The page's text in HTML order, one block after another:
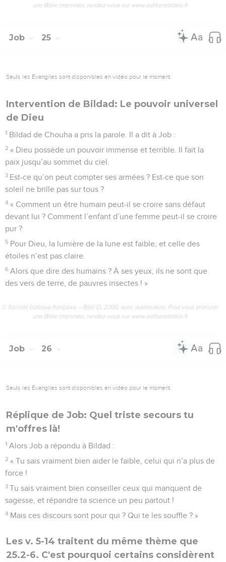
une Bible imprimée, rendez-vous sur www.editionsbiblio.fr
Job 25
Seuls les Évangiles sont disponibles en vidéo pour le moment.
Intervention de Bildad: Le pouvoir universel
de Dieu
1 Bildad de Chouha a pris la parole. Il a dit à Job :
2 « Dieu possède un pouvoir immense et terrible. Il fait la
paix jusqu’au sommet du ciel.
3 Est-ce qu’on peut compter ses armées ? Est-ce que son
soleil ne brille pas sur tous ?
4 « Comment un être humain peut-il se croire sans défaut
devant lui ? Comment l’enfant d’une femme peut-il se croire
pur ?
5 Pour Dieu, la lumière de la lune est faible, et celle des
étoiles n’est pas claire.
6 Alors que dire des humains ? À ses yeux, ils ne sont que
des vers de terre, de pauvres insectes ! »
© Société biblique française – Bibli’O, 2000, avec autorisation. Pour vous procurer
une Bible imprimée, rendez-vous sur www.editionsbiblio.fr
Job 26
Seuls les Évangiles sont disponibles en vidéo pour le moment.
Réplique de Job: Quel triste secours tu
m'offres là!
1 Alors Job a répondu à Bildad :
2 « Tu sais vraiment bien aider le faible, celui qui n’a plus de
force !
3 Tu sais vraiment bien conseiller ceux qui manquent de
sagesse, et répandre ta science un peu partout !
4 Mais ces discours sont pour qui ? Qui te les souffle ? »
Les v. 5-14 traitent du même thème que
25.2-6. C'est pourquoi certains considèrent